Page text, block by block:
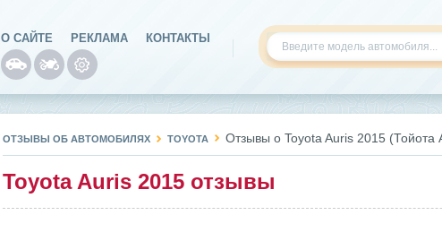
О САЙТЕ РЕКЛАМА КОНТАКТЫ
ОТЗЫВЫ ОБ АВТОМОБИЛЯХ TOYOTA Отзывы о Toyota Auris 2015 (Тойота
Toyota Auris 2015 отзывы